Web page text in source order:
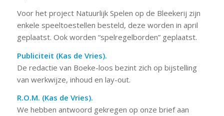
Voor het project Natuurlijk Spelen op de Bleekerij zijn
enkele speeltoestellen besteld, deze worden in april
geplaatst. Ook worden “spelregelborden” geplaatst.
Publiciteit (Kas de Vries).
De redactie van Boeke-loos bezint zich op bijstelling
van werkwijze, inhoud en lay-out.
R.O.M. (Kas de Vries).
We hebben antwoord gekregen op onze brief aan